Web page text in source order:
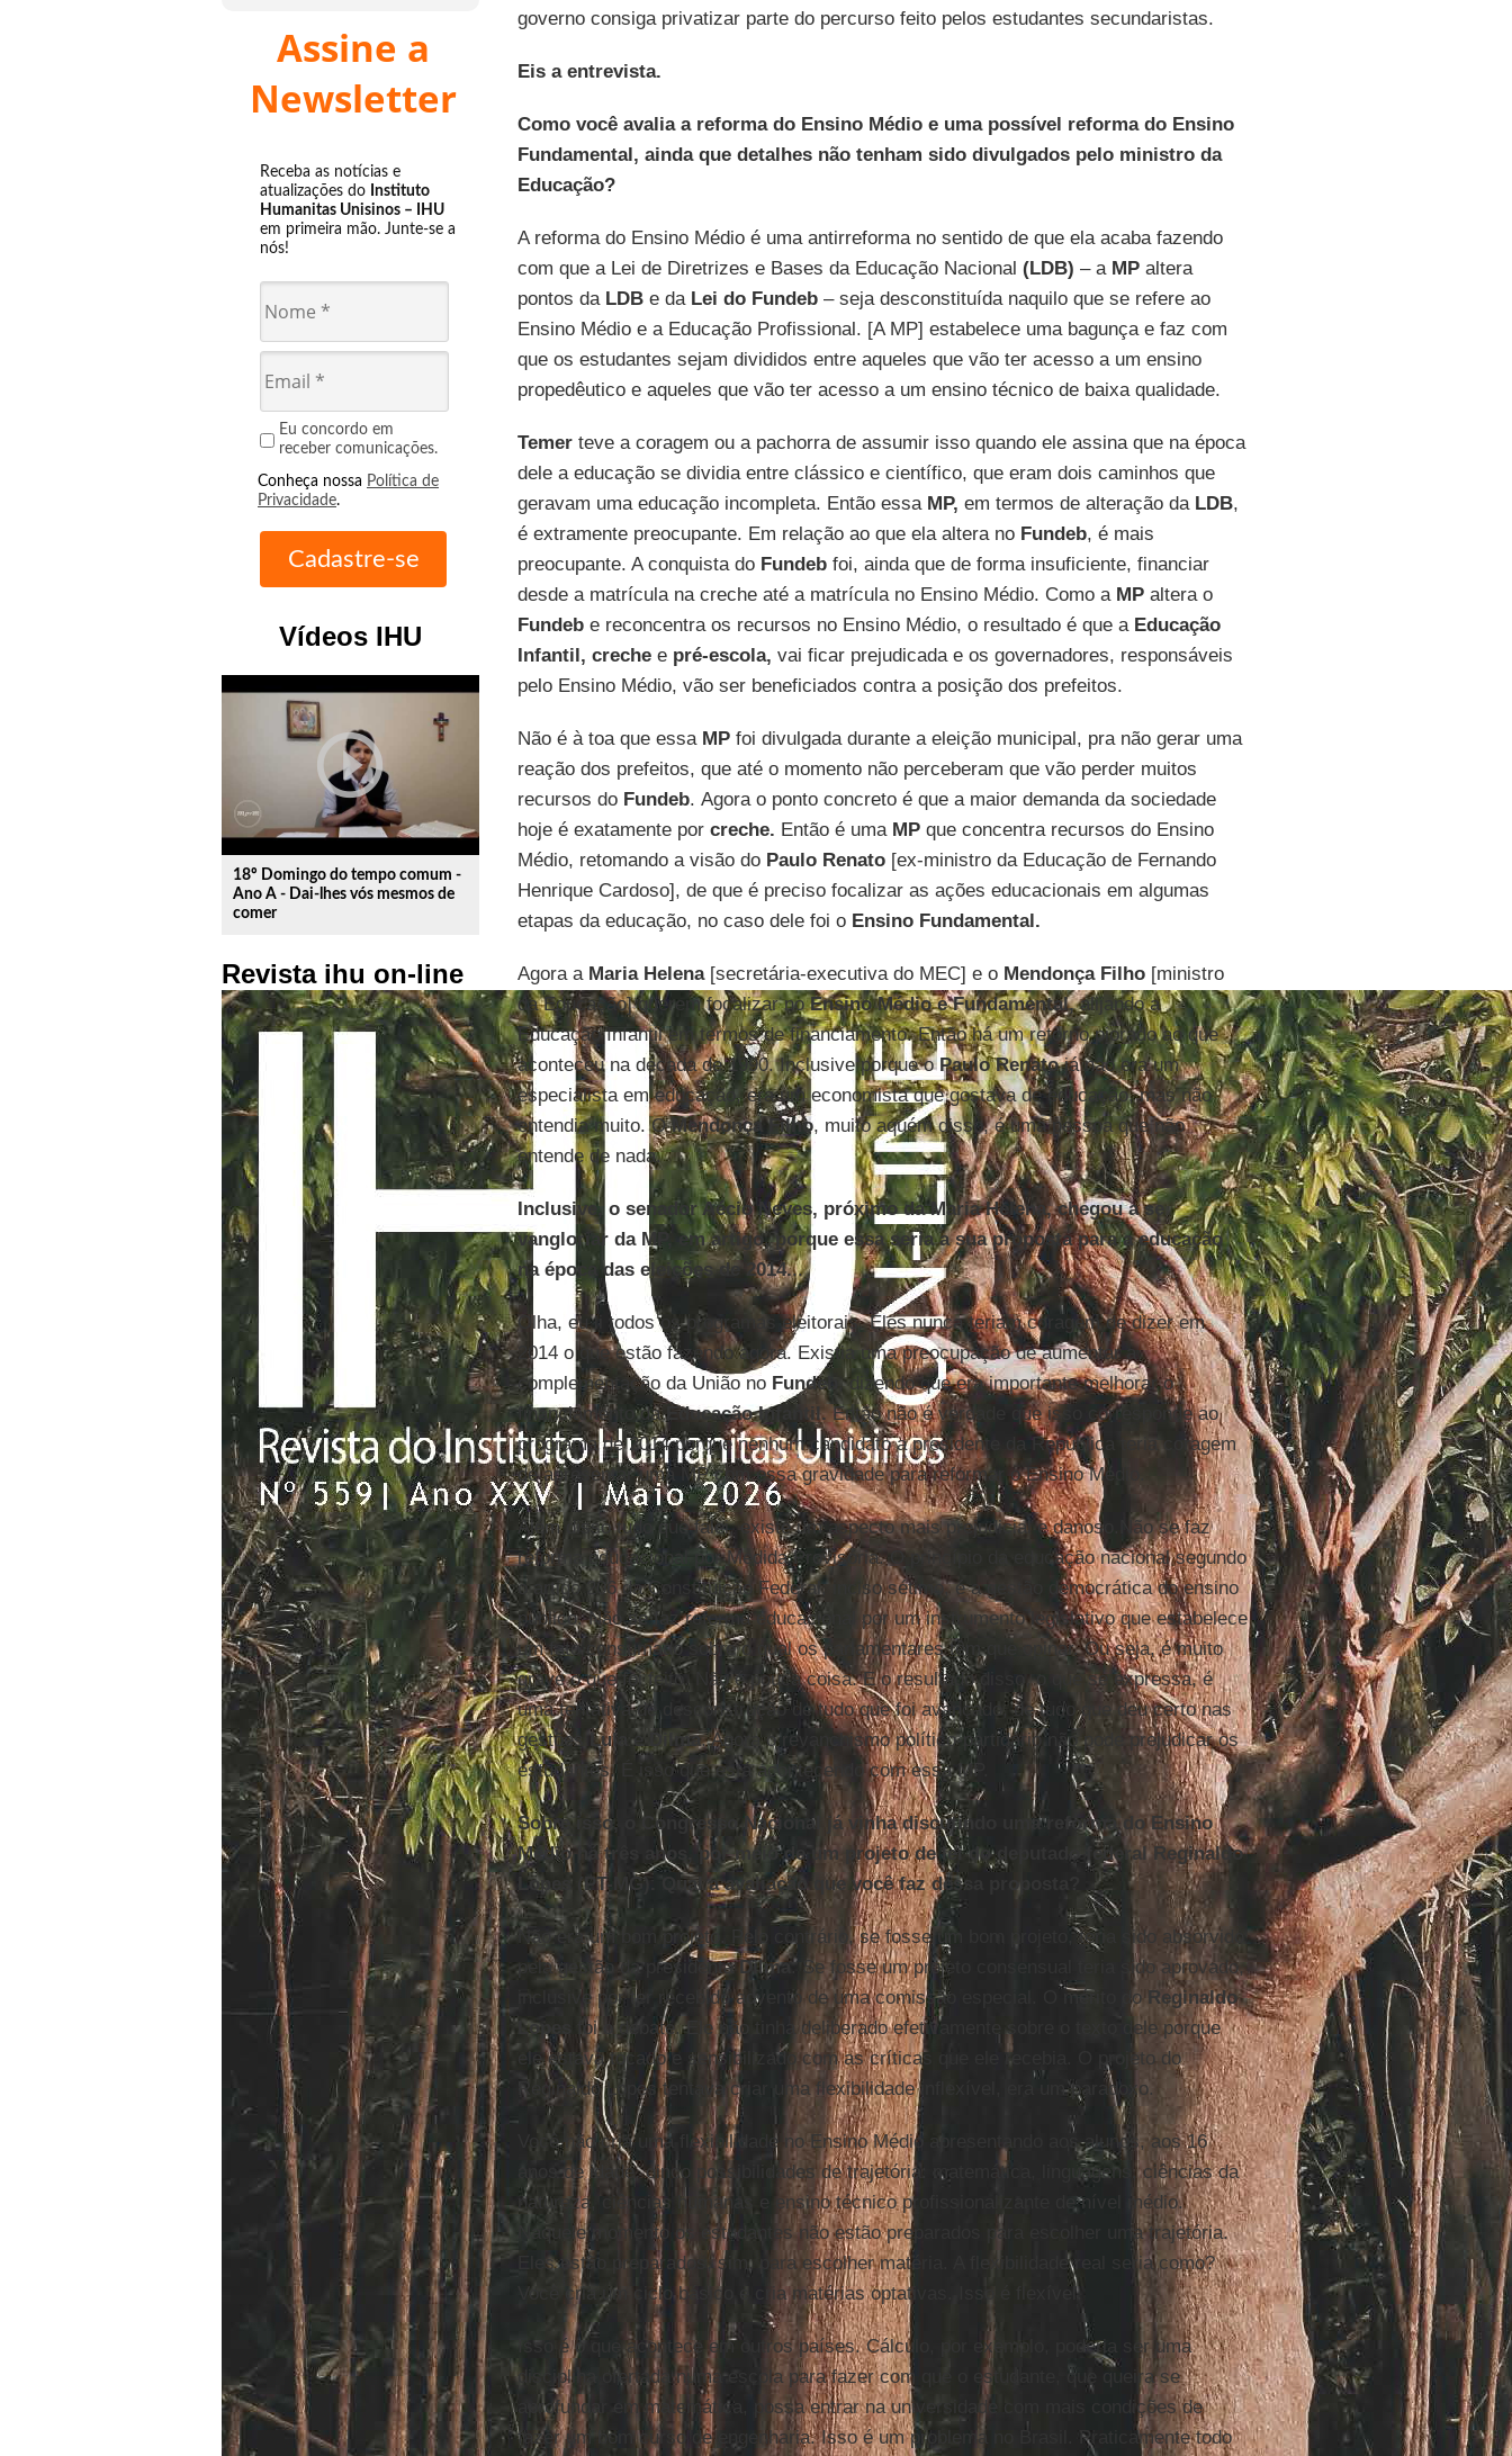
Assine a
Newsletter
Receba as notícias e
atualizações do Instituto
Humanitas Unisinos – IHU
em primeira mão. Junte-se a
nós!
Eu concordo em
receber comunicações.
Conheça nossa Política de
Privacidade.
Vídeos IHU
play_circle_outline
18º Domingo do tempo comum -
Ano A - Dai-lhes vós mesmos de
comer
Revista ihu on-line
governo consiga privatizar parte do percurso feito pelos estudantes secundaristas.
Eis a entrevista.
Como você avalia a reforma do Ensino Médio e uma possível reforma do Ensino
Fundamental, ainda que detalhes não tenham sido divulgados pelo ministro da
Educação?
A reforma do Ensino Médio é uma antirreforma no sentido de que ela acaba fazendo
com que a Lei de Diretrizes e Bases da Educação Nacional (LDB) – a MPaltera
pontos da LDBe daLei do Fundeb– seja desconstituída naquilo que se refere ao
Ensino Médio e a Educação Profissional. [A MP] estabelece uma bagunça e faz com
que os estudantes sejam divididos entre aqueles que vão ter acesso a um ensino
propedêutico e aqueles que vão ter acesso a um ensino técnico de baixa qualidade.
Temerteve a coragem ou a pachorra de assumir isso quando ele assina que na época
dele a educação se dividia entre clássico e científico, que eram dois caminhos que
geravam uma educação incompleta. Então essa MP, em termos de alteração da LDB,
é extramente preocupante. Em relação ao que ela altera no Fundeb, é mais
preocupante. A conquista do Fundebfoi, ainda que de forma insuficiente, financiar
desde a matrícula na creche até a matrícula no Ensino Médio. Como a MPaltera o
Fundebe reconcentra os recursos no Ensino Médio, o resultado é que a Educação
Infantil, crechee pré-escola, vai ficar prejudicada e os governadores, responsáveis
pelo Ensino Médio, vão ser beneficiados contra a posição dos prefeitos.
Não é à toa que essa MPfoi divulgada durante a eleição municipal, pra não gerar uma
reação dos prefeitos, que até o momento não perceberam que vão perder muitos
recursos do Fundeb. Agora o ponto concreto é que a maior demanda da sociedade
hoje é exatamente por creche. Então é uma MPque concentra recursos do Ensino
Médio, retomando a visão do Paulo Renato[ex-ministro da Educação de Fernando
Henrique Cardoso], de que é preciso focalizar as ações educacionais em algumas
etapas da educação, no caso dele foi o Ensino Fundamental.
Agora a Maria Helena[secretária-executiva do MEC] e o Mendonça Filho[ministro
da Educação] querem focalizar noEnsino Médio e Fundamental,alijando a
Educação Infantil em termos de financiamento. Então há um retorno piorado ao que
aconteceu na década de 1990. Inclusive porque oPaulo Renatojá não era um
especialista em educação, era um economista que gostava de educação, mas não
entendia muito. OMendonça Filho, muito aquém disso, é uma pessoa que não
entende de nada.
Inclusive, o senador Aécio Neves, próximo da Maria Helena, chegou a se
vangloriar da MP, em artigo, porque essa seria a sua proposta para a educação
na época das eleições de 2014...
Olha, eu li todos os programas eleitorais. Eles nunca teriam coragem de dizer em
2014 o que estão fazendo agora. Existia uma preocupação de aumentar a
complementação da União no Fundeb
, dizendo que era importante melhorar o
financiamento daEducação Infantil. Então não é verdade que isso corresponde ao
programa de 2014 porque nenhum candidato a presidente da República teria coragem
de apresentar uma MP com essa gravidade para reformar o Ensino Médio.
Além disso tudo que falei, existe um aspecto mais prejudicial e danoso.Não se faz
reforma educacional por Medida Provisória. O princípio da educação nacional segundo
o artigo 206 da Constituição Federal, inciso sétimo, é a gestão democrática do ensino
público. Não se faz reforma educacional por um instrumento legislativo que estabelece
um fato consumado sobre o qual os parlamentares têm que opinar. Ou seja, é muito
grave o que foi feito. Não é pouca coisa. E o resultado disso, o que se expressa, é
uma tentativa de desconstrução de tudo que foi avançado, de tudo que deu certo nas
gestões Lula e Dilma. Agora o revanchismo político-partidário não pode prejudicar os
estudantes. É isso que está acontecendo com essa MP.
Sobre isso, o Congresso Nacional já vinha discutindo uma reforma do Ensino
Médio há três anos, por meio de um projeto de lei do deputado federal Reginaldo
Lopes (PT-MG). Qual a avaliação que você faz dessa proposta?
Não era um bom projeto. Pelo contrário, se fosse um bom projeto, teria sido absorvido
pela gestão da presidentaDilma. Se fosse um projeto consensual teria sido aprovado,
inclusive por ter recebido advento de uma comissão especial. O mérito do Reginaldo
Lopes
foi o debate. Ele não tinha deliberado efetivamente sobre o texto dele porque
ele estava tocado e sensibilizado com as críticas que ele recebia. O projeto do
Reginaldo Lopes tentava criar uma flexibilidade inflexível, era um paradoxo.
Você não cria uma flexibilidade no Ensino Médio apresentando aos alunos, aos 16
anos de idade, cinco possibilidades de trajetória: matemática, linguagens, ciências da
natureza, ciências humanas e ensino técnico profissionalizante de nível médio.
Naquele momento os estudantes não estão preparados para escolher uma trajetória.
Eles estão preparados, sim, para escolher matéria. A flexibilidade real seria como?
Você cria um ciclo básico e cria matérias optativas. Isso é flexível.
Isso é o que acontece em outros países. Cálculo, por exemplo, poderia ser uma
disciplina ofertada numa escola para fazer com que o estudante, que queira se
aprofundar em matemática, possa entrar na universidade com mais condições de
fazer um bom curso de engenharia. Isso é um problema no Brasil. Praticamente todo